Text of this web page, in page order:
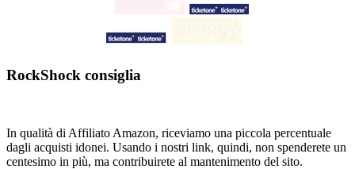
RockShock consiglia
In qualità di Affiliato Amazon, riceviamo una piccola percentuale
dagli acquisti idonei. Usando i nostri link, quindi, non spenderete un
centesimo in più, ma contribuirete al mantenimento del sito.